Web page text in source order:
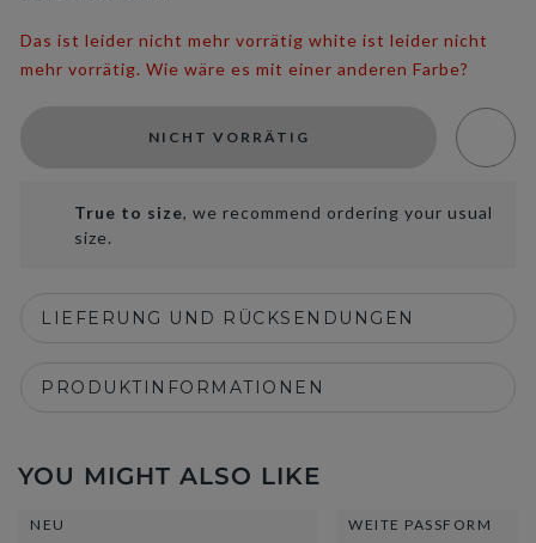
Das ist leider nicht mehr vorrätig white ist leider nicht
mehr vorrätig. Wie wäre es mit einer anderen Farbe?
NICHT VORRÄTIG
True to size, we recommend ordering your usual
size.
LIEFERUNG UND RÜCKSENDUNGEN
PRODUKTINFORMATIONEN
YOU MIGHT ALSO LIKE
NEU WEITE PASSFORM